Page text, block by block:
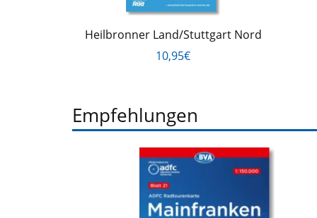
Heilbronner Land/Stuttgart Nord
10,95€
Empfehlungen